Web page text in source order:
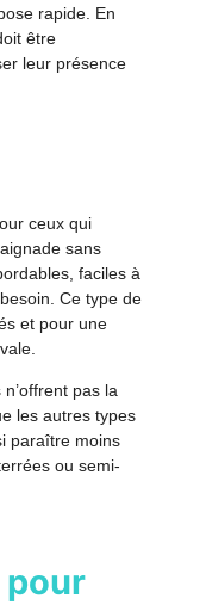
rapide. En
être
leur présence
ceux qui
sans
faciles à
Ce type de
et pour une
pas la
les autres types
paraître moins
ou semi-
pour